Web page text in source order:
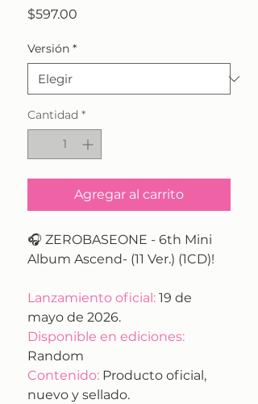
$597.00
Versión *
Cantidad *
Agregar al carrito
🎧 ZEROBASEONE - 6th Mini
Album Ascend- (11 Ver.) (1CD)!
Lanzamiento oficial: 19 de
mayo de 2026.
Disponible en ediciones:
Random
Contenido: Producto oficial,
nuevo y sellado.